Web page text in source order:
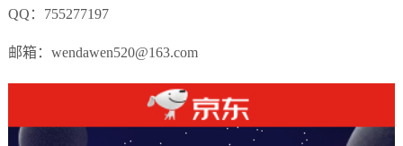
QQ：755277197
邮箱：wendawen520@163.com